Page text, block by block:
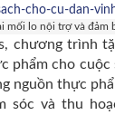
mối lo nội trợ và đảm
chương trình
phẩm cho
nguồn thực
sóc và thu